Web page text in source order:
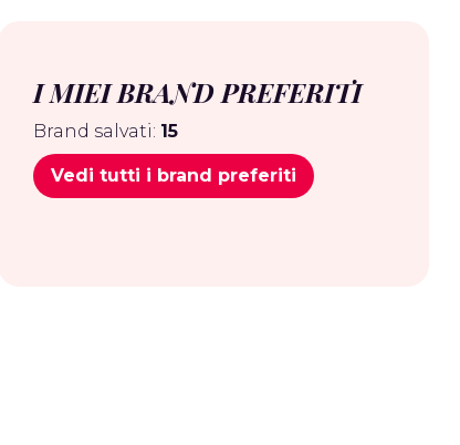
I MIEI BRAND PREFERITI
Brand salvati: 15
Vedi tutti i brand preferiti